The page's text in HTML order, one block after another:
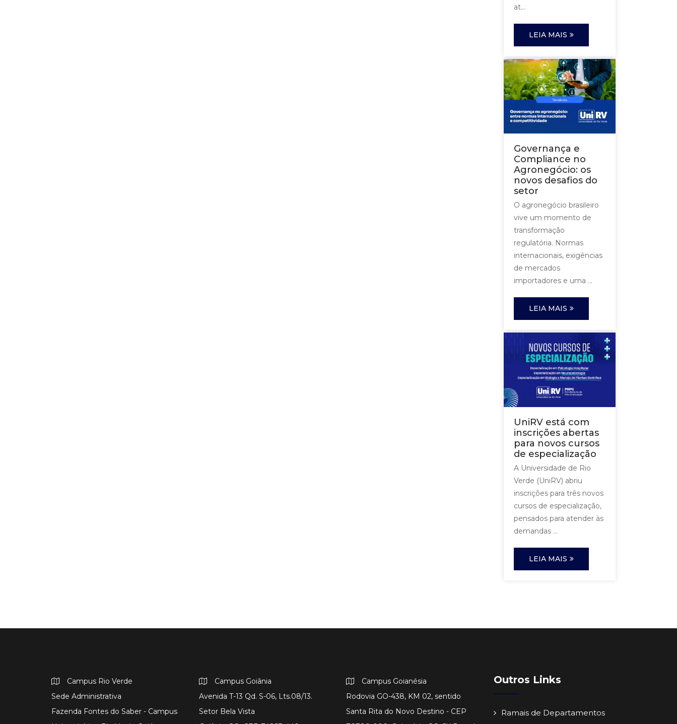
at...
LEIA MAIS
Governança e
Compliance no
Agronegócio: os
novos desafios do
setor
O agronegócio brasileiro
vive um momento de
transformação
regulatória. Normas
internacionais, exigências
de mercados
importadores e uma ...
LEIA MAIS
UniRV está com
inscrições abertas
para novos cursos
de especialização
A Universidade de Rio
Verde (UniRV) abriu
inscrições para três novos
cursos de especialização,
pensados para atender às
demandas ...
LEIA MAIS
Campus Rio Verde
Sede Administrativa
Fazenda Fontes do Saber - Campus
Campus Goiânia
Avenida T-13 Qd. S-06, Lts.08/13.
Setor Bela Vista
Campus Goianésia
Rodovia GO-438, KM 02, sentido
Santa Rita do Novo Destino - CEP
Outros Links
Ramais de Departamentos